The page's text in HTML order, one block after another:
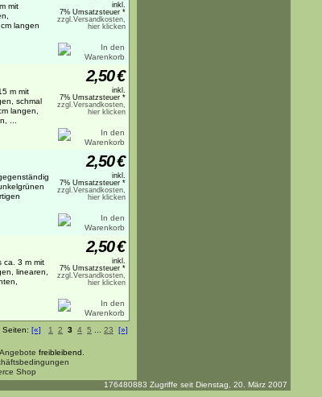
mit
langen
inkl.
7% Umsatzsteuer *
zzgl.Versandkosten,
hier klicken
m mit
schmal
langen,
...
2,50€
inkl.
7% Umsatzsteuer *
zzgl.Versandkosten,
hier klicken
2,50€
inkl.
7% Umsatzsteuer *
zzgl.Versandkosten,
hier klicken
ca. 3 m mit
linearen,
2,50€
inkl.
7% Umsatzsteuer *
zzgl.Versandkosten,
hier klicken
Seiten: [«] 1 2 3 4 5 23 [»]
freibleibend.
Shop
176480883 Zugriffe seit Dienstag, 20. März 2007